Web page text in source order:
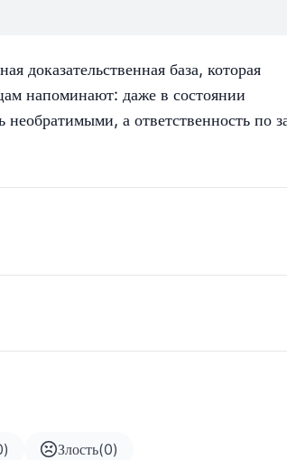
доказательственная база, которая
напоминают: даже в состоянии
необратимыми, а ответственность по
) Злость(0)